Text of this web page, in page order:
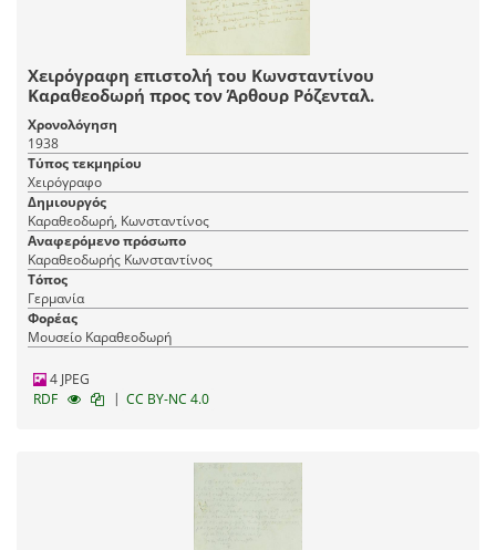
Χειρόγραφη επιστολή του Κωνσταντίνου
Καραθεοδωρή προς τον Άρθουρ Ρόζενταλ.
Χρονολόγηση
1938
Τύπος τεκμηρίου
Χειρόγραφο
Δημιουργός
Καραθεοδωρή, Κωνσταντίνος
Αναφερόμενο πρόσωπο
Καραθεοδωρής Κωνσταντίνος
Τόπος
Γερμανία
Φορέας
Μουσείο Καραθεοδωρή
4 JPEG
RDF
| CC BY-NC 4.0